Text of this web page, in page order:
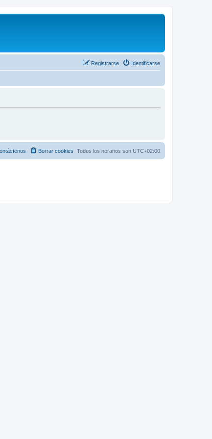
Identificarse
Registrarse
Todos los horarios son UTC+02:00
Borrar cookies